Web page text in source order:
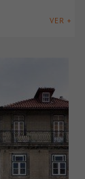
VER +